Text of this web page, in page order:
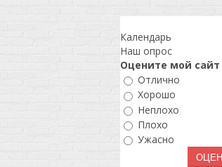
Календарь
Наш опрос
Оцените мой сайт
Отлично
Хорошо
Неплохо
Плохо
Ужасно